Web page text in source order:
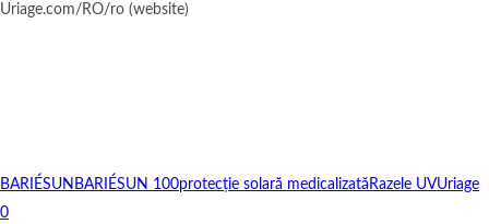
Uriage.com/RO/ro (website)
BARIÉSUN BARIÉSUN 100protecție solară medicalizată Razele UVUriage
0